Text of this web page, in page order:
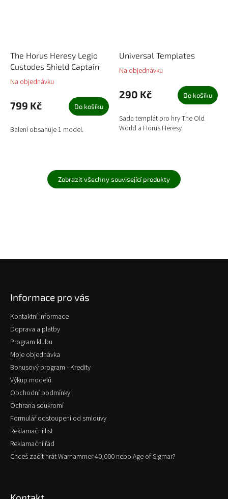
The Horus Heresy Legio
Custodes Shield Captain
Na objednávku
799 Kč Do košíku
Balení obsahuje 1 model.
Universal Templates
Na objednávku
290 Kč Do košíku
Sada templát pro hry The Old
World a Horus Heresy
Zobrazit všechny související produkty
Informace pro vás
Kontaktní informace
Doprava a platby
Program klubu
Moje objednávka
Bonusový program - Kredity
Výkup modelů
Obchodní podmínky
Ochrana soukromí
Formulář odstoupení od smlouvy
Reklamační list
Reklamační řád
Chceš začít hrát Warhammer 40,000 nebo Age of Sigmar?